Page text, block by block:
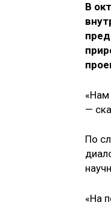
В
«Нам
—
По
«На